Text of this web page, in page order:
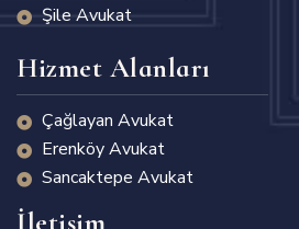
Şile Avukat
Hizmet Alanları
Çağlayan Avukat
Erenköy Avukat
Sancaktepe Avukat
İletişim